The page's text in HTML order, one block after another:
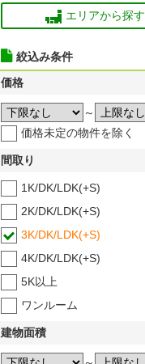
エリアから探す
絞込み条件
価格
～
価格未定の物件を除く
間取り
1K/DK/LDK(+S)
2K/DK/LDK(+S)
3K/DK/LDK(+S)
4K/DK/LDK(+S)
5K以上
ワンルーム
建物面積